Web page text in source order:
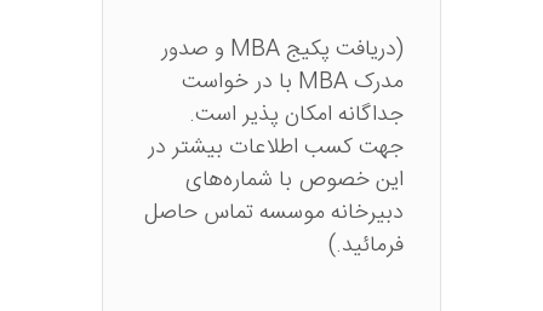
(دریافت پکیج MBA و صدور
مدرک MBA با در خواست
جداگانه امکان پذیر است.
جهت کسب اطلاعات بیشتر در
این خصوص با شماره‌های
دبیرخانه موسسه تماس حاصل
فرمائید.)